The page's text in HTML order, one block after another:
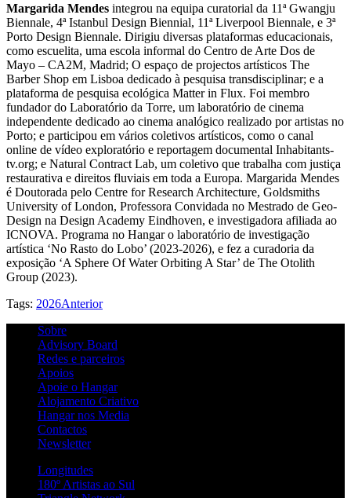
Margarida Mendes integrou na equipa curatorial da 11ª Gwangju
Biennale, 4ª Istanbul Design Biennial, 11ª Liverpool Biennale, e 3ª
Porto Design Biennale. Dirigiu diversas plataformas educacionais,
como escuelita, uma escola informal do Centro de Arte Dos de
Mayo – CA2M, Madrid; O espaço de projectos artísticos The
Barber Shop em Lisboa dedicado à pesquisa transdisciplinar; e a
plataforma de pesquisa ecológica Matter in Flux. Foi membro
fundador do Laboratório da Torre, um laboratório de cinema
independente dedicado ao cinema analógico realizado por artistas no
Porto; e participou em vários coletivos artísticos, como o canal
online de vídeo exploratório e reportagem documental Inhabitants-
tv.org; e Natural Contract Lab, um coletivo que trabalha com justiça
restaurativa e direitos fluviais em toda a Europa. Margarida Mendes
é Doutorada pelo Centre for Research Architecture, Goldsmiths
University of London, Professora Convidada no Mestrado de Geo-
Design na Design Academy Eindhoven, e investigadora afiliada ao
ICNOVA. Programa no Hangar o laboratório de investigação
artística ‘No Rasto do Lobo’ (2023-2026), e fez a curadoria da
exposição ‘A Sphere Of Water Orbiting A Star’ de The Otolith
Group (2023).
Tags: 2026Anterior
Sobre
Advisory Board
Redes e parceiros
Apoios
Apoie o Hangar
Alojamento Criativo
Hangar nos Media
Contactos
Newsletter
Longitudes
180º Artistas ao Sul